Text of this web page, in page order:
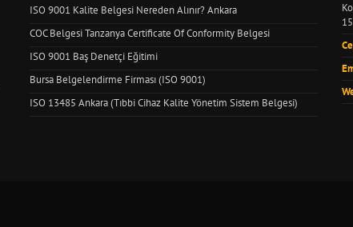
ISO 9001 Kalite Belgesi Nereden Alınır? Ankara
COC Belgesi Tanzanya Certificate Of Conformity Belgesi
ISO 9001 Baş Denetçi Eğitimi
Bursa Belgelendirme Firması (ISO 9001)
ISO 13485 Ankara (Tıbbi Cihaz Kalite Yönetim Sistem Belgesi)